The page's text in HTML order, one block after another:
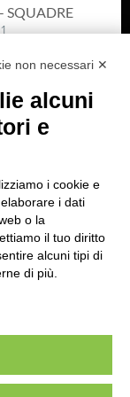
SQUADRE
non necessari ✕
alcuni
e
i cookie e
i dati
o la
il tuo diritto
alcuni tipi di
di più.